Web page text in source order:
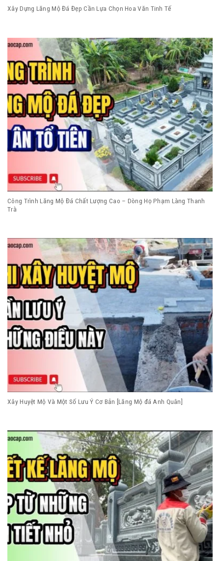
Xây Dựng Lăng Mộ Đá Đẹp Cần Lựa Chọn Hoa Văn Tinh Tế
Công Trình Lăng Mộ Đá Chất Lượng Cao – Dòng Họ Phạm Làng Thanh
Trà
Xây Huyệt Mộ Và Một Số Lưu Ý Cơ Bản [Lăng Mộ đá Anh Quân]